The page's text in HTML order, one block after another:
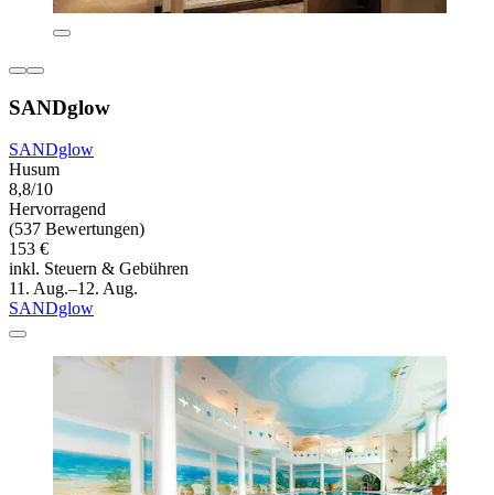
SANDglow
SANDglow
Husum
8,8/10
Hervorragend
(537 Bewertungen)
153 €
inkl. Steuern & Gebühren
11. Aug.–12. Aug.
SANDglow